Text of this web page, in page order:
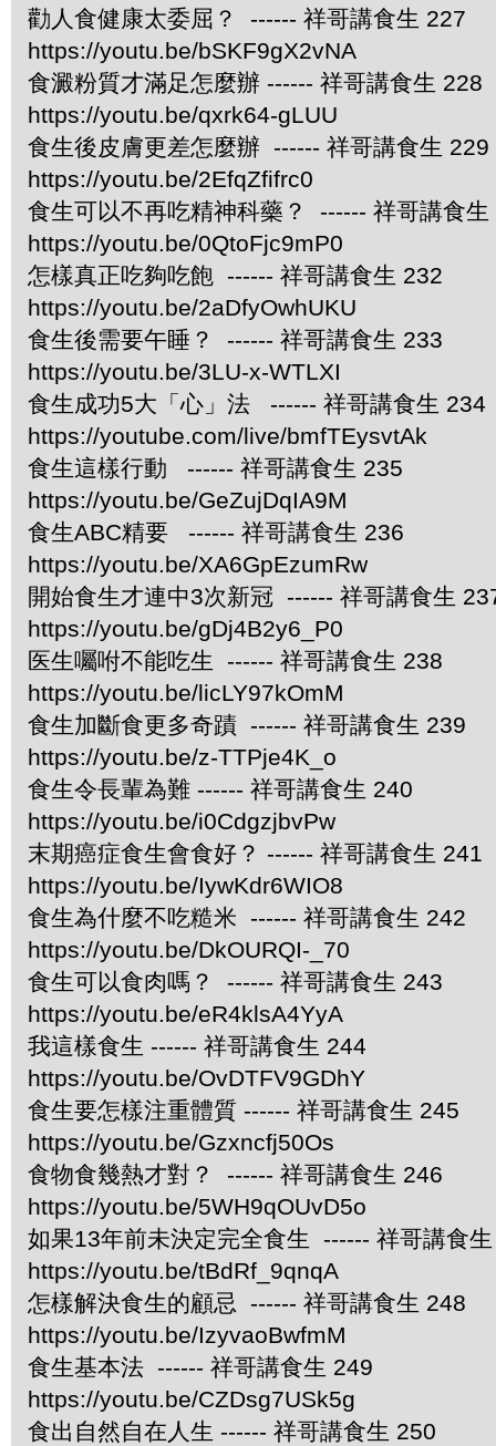
勸人食健康太委屈？ ------ 祥哥講食生 227
https://youtu.be/bSKF9gX2vNA
食澱粉質才滿足怎麼辦 ------ 祥哥講食生 228
https://youtu.be/qxrk64-gLUU
食生後皮膚更差怎麼辦 ------ 祥哥講食生 229
https://youtu.be/2EfqZfifrc0
食生可以不再吃精神科藥？ ------ 祥哥講食生
https://youtu.be/0QtoFjc9mP0
怎樣真正吃夠吃飽 ------ 祥哥講食生 232
https://youtu.be/2aDfyOwhUKU
食生後需要午睡？ ------ 祥哥講食生 233
https://youtu.be/3LU-x-WTLXI
食生成功5大「心」法 ------ 祥哥講食生 234
https://youtube.com/live/bmfTEysvtAk
食生這樣行動 ------ 祥哥講食生 235
https://youtu.be/GeZujDqIA9M
食生ABC精要 ------ 祥哥講食生 236
https://youtu.be/XA6GpEzumRw
開始食生才連中3次新冠 ------ 祥哥講食生
https://youtu.be/gDj4B2y6_P0
医生囑咐不能吃生 ------ 祥哥講食生 238
https://youtu.be/licLY97kOmM
食生加斷食更多奇蹟 ------ 祥哥講食生 239
https://youtu.be/z-TTPje4K_o
食生令長輩為難 ------ 祥哥講食生 240
https://youtu.be/i0CdgzjbvPw
末期癌症食生會食好？ ------ 祥哥講食生 241
https://youtu.be/IywKdr6WIO8
食生為什麼不吃糙米 ------ 祥哥講食生 242
https://youtu.be/DkOURQI-_70
食生可以食肉嗎？ ------ 祥哥講食生 243
https://youtu.be/eR4klsA4YyA
我這樣食生 ------ 祥哥講食生 244
https://youtu.be/OvDTFV9GDhY
食生要怎樣注重體質 ------ 祥哥講食生 245
https://youtu.be/Gzxncfj50Os
食物食幾熱才對？ ------ 祥哥講食生 246
https://youtu.be/5WH9qOUvD5o
如果13年前未決定完全食生 ------ 祥哥講食
https://youtu.be/tBdRf_9qnqA
怎樣解決食生的顧忌 ------ 祥哥講食生 248
https://youtu.be/IzyvaoBwfmM
食生基本法 ------ 祥哥講食生 249
https://youtu.be/CZDsg7USk5g
食出自然自在人生 ------ 祥哥講食生 250